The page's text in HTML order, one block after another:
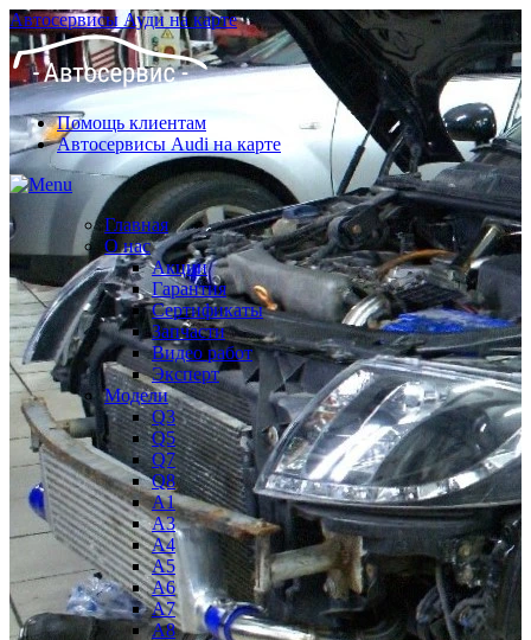
Автосервисы Ауди на карте
Помощь клиентам
Автосервисы Audi на карте
Главная
О нас
Акции
Гарантия
Сертификаты
Запчасти
Видео работ
Эксперт
Модели
Q3
Q5
Q7
Q8
A1
A3
A4
A5
A6
A7
A8